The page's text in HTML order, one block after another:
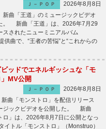
Ｊ－ＰＯＰ
2026年8月8日
曲「王道」のミュージックビデオ
。 新曲「王道」は、2026年7月29
スされたニューミニアルバム
供曲で、“王者の苦悩”と“これからの
ッドでエネルギッシュな「モ
MV公開
Ｊ－ＰＯＰ
2026年8月8日
曲「モンストロ」を配信リリース
ジックビデオを公開した。 新曲
ロ」は、2026年8月7日に公開となっ
トル「モンストロ」（Monstruo）